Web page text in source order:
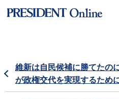
維新は自民候補に勝てたの
が政権交代を実現するため